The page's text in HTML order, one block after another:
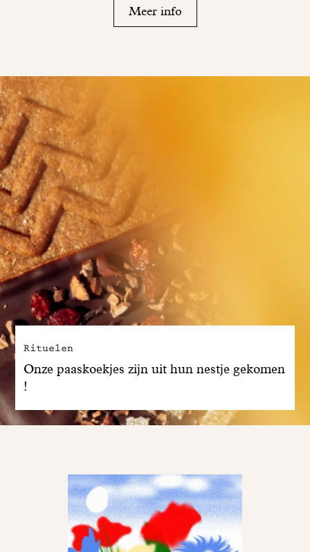
Meer info
Rituelen
Onze paaskoekjes zijn uit hun nestje gekomen
!